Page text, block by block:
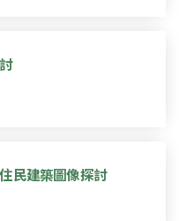
民建築圖像探討